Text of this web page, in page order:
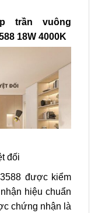
trần vuông
18W 4000K
đối
được kiểm
hiệu chuẩn
chứng nhận là